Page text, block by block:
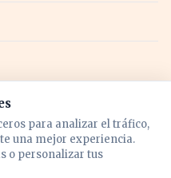
para analizar el tráfico,
una mejor experiencia.
o personalizar tus